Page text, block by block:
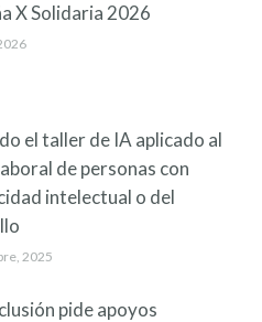
X Solidaria 2026
el taller de IA aplicado al
de personas con
intelectual o del
2025
pide apoyos